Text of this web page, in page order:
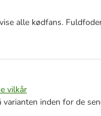
alle kødfans.
vilkår
inden for de